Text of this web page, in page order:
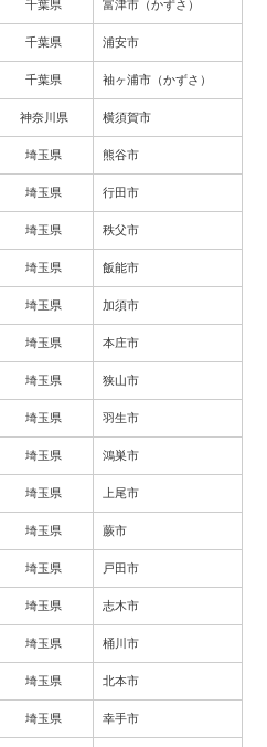
千葉県 富津市（かずさ）
千葉県 浦安市
千葉県 袖ヶ浦市（かずさ）
神奈川県 横須賀市
埼玉県 熊谷市
埼玉県 行田市
埼玉県 秩父市
埼玉県 飯能市
埼玉県 加須市
埼玉県 本庄市
埼玉県 狭山市
埼玉県 羽生市
埼玉県 鴻巣市
埼玉県 上尾市
埼玉県 蕨市
埼玉県 戸田市
埼玉県 志木市
埼玉県 桶川市
埼玉県 北本市
埼玉県 幸手市